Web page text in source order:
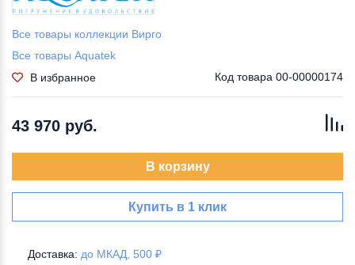
Все товары коллекции Вирго
Все товары Aquatek
В избранное
Код товара 00-00000174
43 970 руб.
В корзину
Купить в 1 клик
Доставка: до МКАД, 500 ₽